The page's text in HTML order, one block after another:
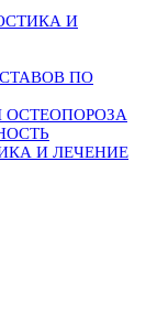
И
ПО
ОСТЕОПОРОЗА
И ЛЕЧЕНИЕ